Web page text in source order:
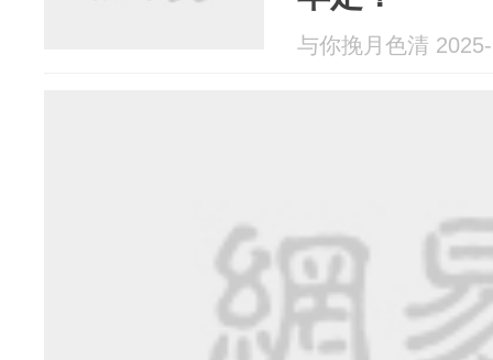
与你挽月色清